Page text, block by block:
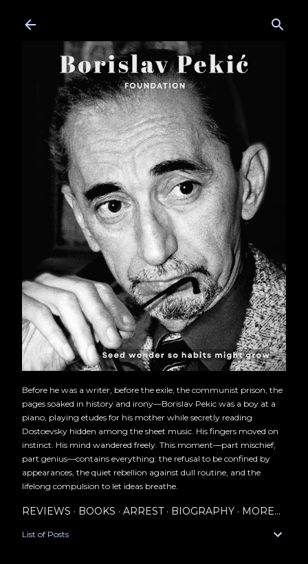
Before he was a writer, before the exile, the communist prison, the
pages soaked in history and irony—Borislav Pekic was a boy at a
piano, playing etudes for his mother while secretly reading
Dostoevsky hidden among the sheet music. His fingers moved on
instinct. His mind wandered freely. This moment—part mischief,
part genius—contains everything: the refusal to be confined by
appearances, the quiet rebellion against dull routine, and the
lifelong compulsion to let ideas breathe.
REVIEWS BOOKS ARREST BIOGRAPHY MORE…
List of Posts